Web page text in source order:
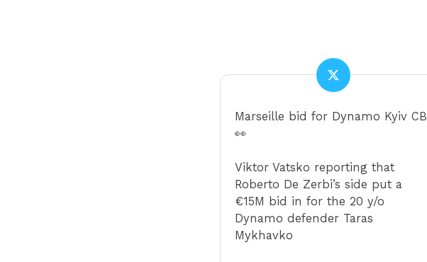
Marseille bid for Dynamo Kyiv CB
👀
Viktor Vatsko reporting that
Roberto De Zerbi’s side put a
€15M bid in for the 20 y/o
Dynamo defender Taras
Mykhavko